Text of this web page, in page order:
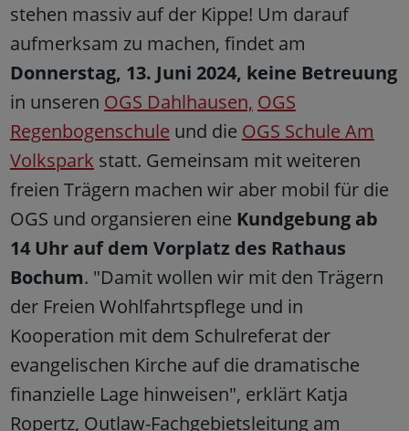
stehen massiv auf der Kippe! Um darauf
aufmerksam zu machen, findet am
Donnerstag, 13. Juni 2024, keine Betreuung
in unseren OGS Dahlhausen, OGS
Regenbogenschule und die OGS Schule Am
Volkspark statt. Gemeinsam mit weiteren
freien Trägern machen wir aber mobil für die
OGS und organsieren eine Kundgebung ab
14 Uhr auf dem Vorplatz des Rathaus
Bochum. "Damit wollen wir mit den Trägern
der Freien Wohlfahrtspflege und in
Kooperation mit dem Schulreferat der
evangelischen Kirche auf die dramatische
finanzielle Lage hinweisen", erklärt Katja
Ropertz, Outlaw-Fachgebietsleitung am